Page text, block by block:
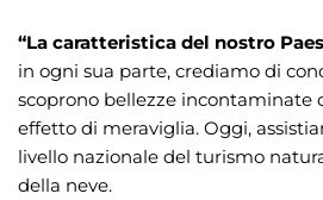
“La caratteristica del nostro
in ogni sua parte, crediamo di
scoprono bellezze incontaminate
effetto di meraviglia. Oggi,
livello nazionale del turismo
della neve.